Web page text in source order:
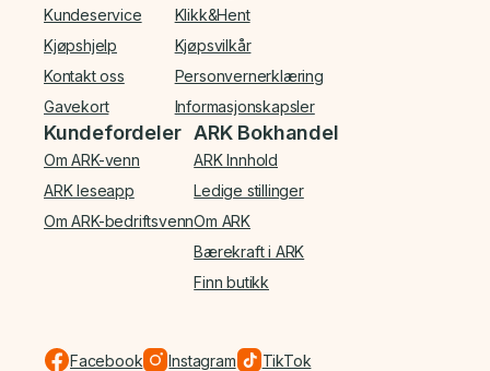
Kundeservice
Kjøpshjelp
Kontakt oss
Gavekort
Klikk&Hent
Kjøpsvilkår
Personvernerklæring
Informasjonskapsler
Kundefordeler
Om ARK-venn
ARK leseapp
Om ARK-bedriftsvenn
ARK Bokhandel
ARK Innhold
Ledige stillinger
Om ARK
Bærekraft i ARK
Finn butikk
Facebook Instagram TikTok